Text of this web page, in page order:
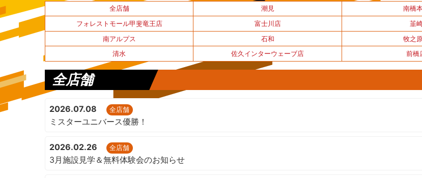
全店舗 潮見 南橋
フォレストモール甲斐竜王店
富士川店 韮
南アルプス
石和 牧之
清水
佐久インターウェーブ店 前橋
全店舗
2026.07.08 全店舗
ミスターユニバース優勝！
2026.02.26 全店舗
3月施設見学＆無料体験会のお知らせ